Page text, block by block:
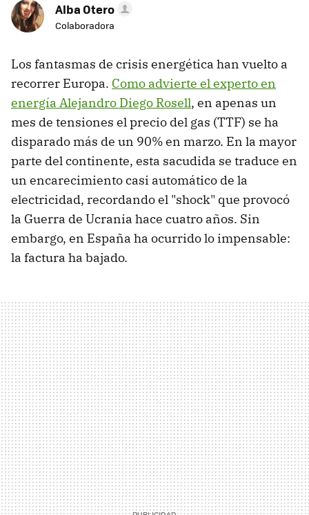
Alba Otero
Colaboradora
Los fantasmas de crisis energética han vuelto a
recorrer Europa. Como advierte el experto en
energía Alejandro Diego Rosell, en apenas un
mes de tensiones el precio del gas (TTF) se ha
disparado más de un 90% en marzo. En la mayor
parte del continente, esta sacudida se traduce en
un encarecimiento casi automático de la
electricidad, recordando el "shock" que provocó
la Guerra de Ucrania hace cuatro años. Sin
embargo, en España ha ocurrido lo impensable:
la factura ha bajado.